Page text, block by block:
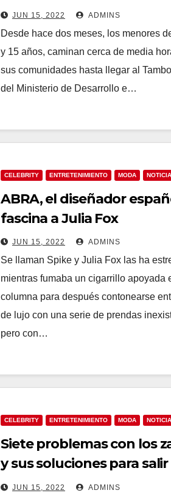
productos hechos de
JUN 15, 2022 ADMINS
Desde hace dos meses, los menores
y 15 años, caminan cerca de media
sus comunidades hasta llegar al
del Ministerio de Desarrollo e…
CELEBRITY ENTRETENIMIENTO MODA
ABRA, el diseñador
fascina a Julia Fox
JUN 15, 2022 ADMINS
Se llaman Spike y Julia Fox las ha
mientras fumaba un cigarrillo apoyada
columna para después contonearse
de lujo con una serie de prendas
pero con…
CELEBRITY ENTRETENIMIENTO MODA
Siete problemas con los
y sus soluciones para
apuro
JUN 15, 2022 ADMINS